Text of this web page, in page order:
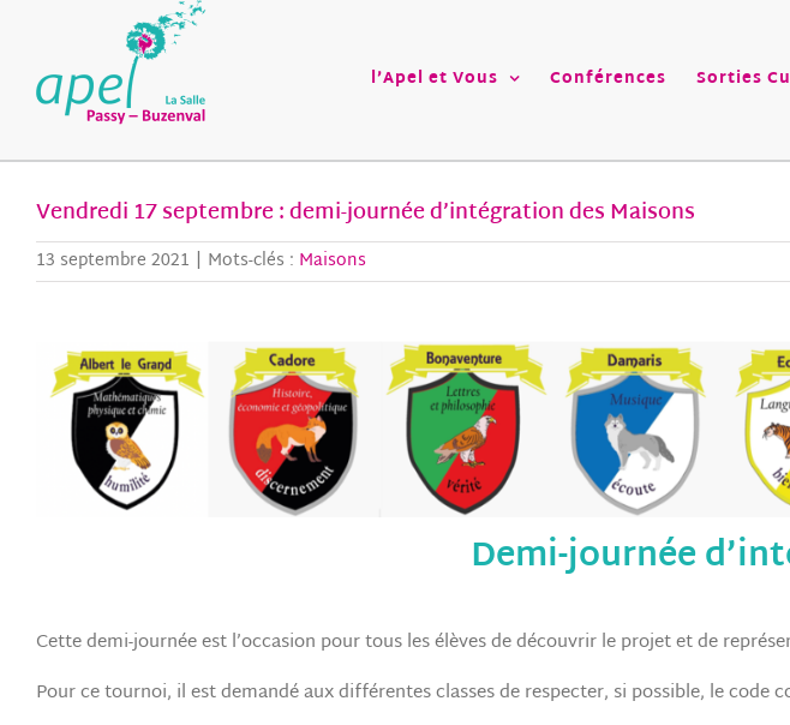
l’Apel et Vous Conférences Sorties
Vendredi 17 septembre : demi-journée d’intégration des Maisons
13 septembre 2021 | Mots-clés : Maisons
Demi-journée
Cette demi-journée est l’occasion pour tous les élèves de découvrir le projet et de
Pour ce tournoi, il est demandé aux différentes classes de respecter, si possible, le code